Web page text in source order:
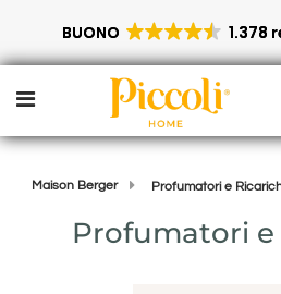
BUONO 1.378
Maison Berger Profumatori e
Profumatori e